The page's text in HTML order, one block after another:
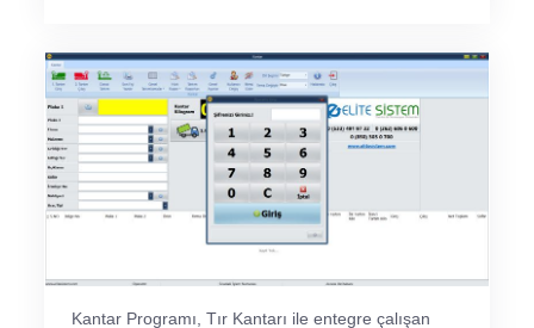
Kantar Programı, Tır Kantarı ile entegre çalışan